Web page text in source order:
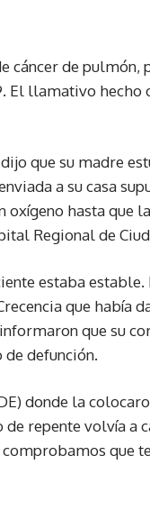
cáncer de
El llamativo
que su madre
a su casa
hasta que
Regional de
estaba
que había
que su
defunción.
donde la
repente volvía a
que